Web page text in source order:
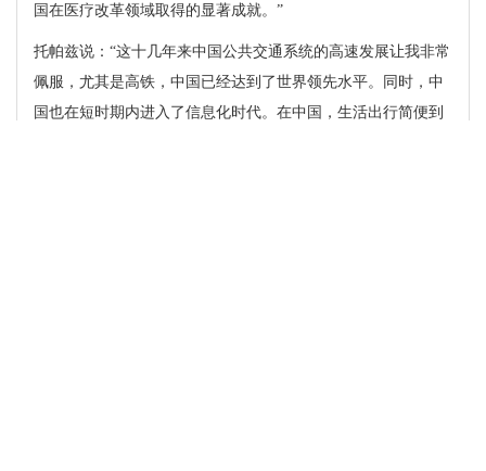
国在医疗改革领域取得的显著成就。”
托帕兹说：“这十几年来中国公共交通系统的高速发展让我非常
佩服，尤其是高铁，中国已经达到了世界领先水平。同时，中
国也在短时期内进入了信息化时代。在中国，生活出行简便到